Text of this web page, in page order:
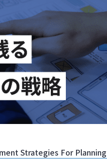
Strategies For